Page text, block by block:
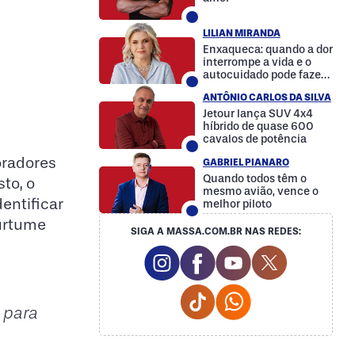
o
LILIAN MIRANDA
Enxaqueca: quando a dor
interrompe a vida e o
autocuidado pode fazer
ANTÔNIO CARLOS DA SILVA
Jetour lança SUV 4x4
híbrido de quase 600
cavalos de potência
GABRIEL PIANARO
Quando todos têm o
mesmo avião, vence o
melhor piloto
SIGA A MASSA.COM.BR NAS REDES:
Instagram Social Media
Facebook Social Media
Youtube Social
Twitter
Tiktok Social Media
Whatsapp